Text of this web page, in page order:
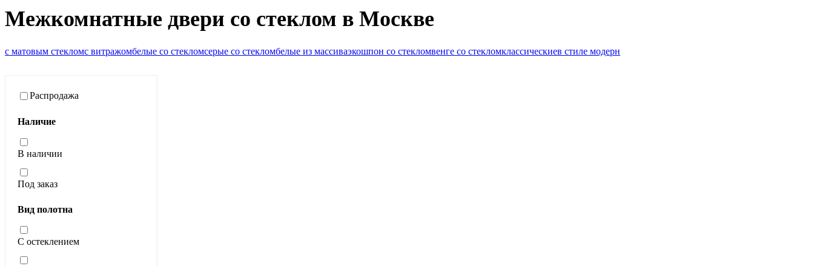
Межкомнатные двери со стеклом в Москве
с матовым стекломс витражомбелые со стекломсерые со стекломбелые из массиваэкошпон со стекломвенге со стекломклассическиев стиле модерн
Распродажа
Наличие
В наличии
Под заказ
Вид полотна
С остеклением